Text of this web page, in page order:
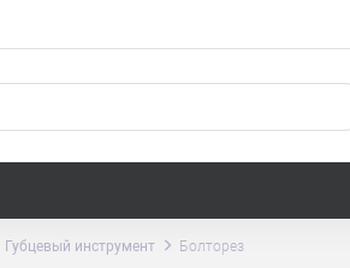
Губцевый инструмент Болторез